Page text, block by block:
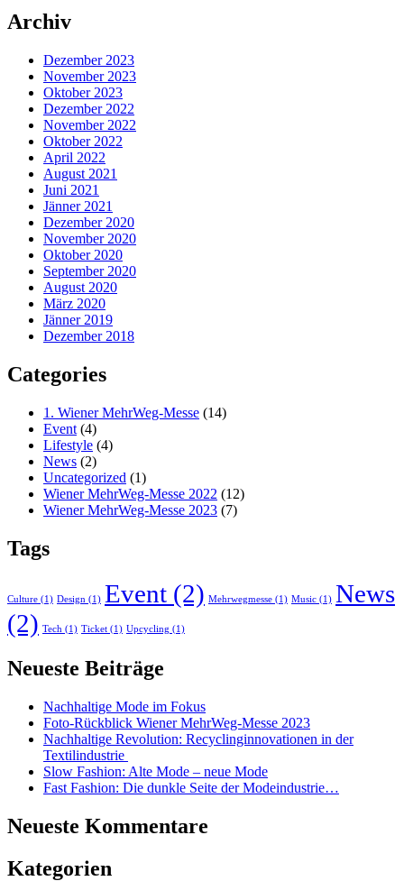
Archiv
Dezember 2023
November 2023
Oktober 2023
Dezember 2022
November 2022
Oktober 2022
April 2022
August 2021
Juni 2021
Jänner 2021
Dezember 2020
November 2020
Oktober 2020
September 2020
August 2020
März 2020
Jänner 2019
Dezember 2018
Categories
1. Wiener MehrWeg-Messe (14)
Event (4)
Lifestyle (4)
News (2)
Uncategorized (1)
Wiener MehrWeg-Messe 2022 (12)
Wiener MehrWeg-Messe 2023 (7)
Tags
Culture (1) Design (1) Event (2) Mehrwegmesse (1) Music (1) News
(2) Tech (1) Ticket (1) Upcycling (1)
Neueste Beiträge
Nachhaltige Mode im Fokus
Foto-Rückblick Wiener MehrWeg-Messe 2023
Nachhaltige Revolution: Recyclinginnovationen in der
Textilindustrie
Slow Fashion: Alte Mode – neue Mode
Fast Fashion: Die dunkle Seite der Modeindustrie…
Neueste Kommentare
Kategorien